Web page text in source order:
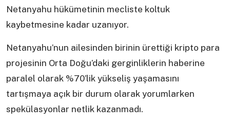
Netanyahu hükümetinin mecliste koltuk
kaybetmesine kadar uzanıyor.
Netanyahu’nun ailesinden birinin ürettiği kripto para
projesinin Orta Doğu’daki gerginliklerin haberine
paralel olarak %70’lik yükseliş yaşamasını
tartışmaya açık bir durum olarak yorumlarken
spekülasyonlar netlik kazanmadı.